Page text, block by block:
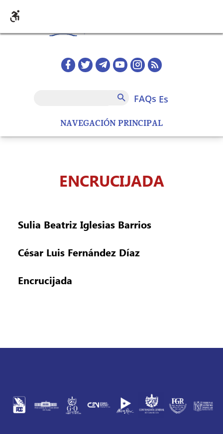
NAVEGACIÓN PRINCIPAL
Redes sociales home
FAQs
FAQs es
ENCRUCIJADA
Sulia Beatriz Iglesias Barrios
César Luis Fernández Díaz
Encrucijada